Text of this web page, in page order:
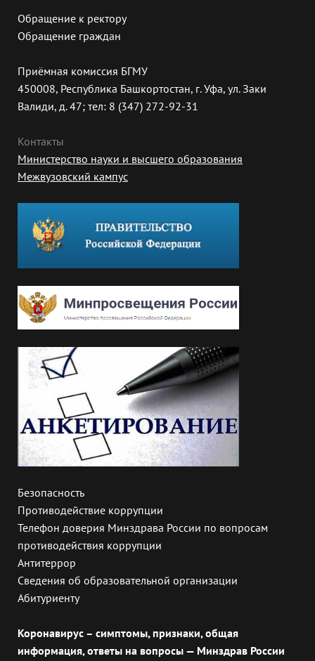
Обращение к ректору
Обращение граждан
Приёмная комиссия БГМУ
450008, Республика Башкортостан, г. Уфа, ул. Заки
Валиди, д. 47; тел: 8 (347) 272-92-31
Контакты
Министерство науки и высшего образования
Межвузовский кампус
Безопасность
Противодействие коррупции
Телефон доверия Минздрава России по вопросам
противодействия коррупции
Антитеррор
Сведения об образовательной организации
Абитуриенту
Коронавирус – симптомы, признаки, общая
информация, ответы на вопросы — Минздрав России